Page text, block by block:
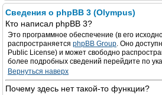
Сведения о phpBB 3 (Olympus)
Кто написал phpBB 3?
Это программное обеспечение (в его
распространяется phpBB Group. Оно
Public License) и может свободно
более подробных сведений перейдите по
Вернуться наверх
Почему здесь нет такой-то функции?